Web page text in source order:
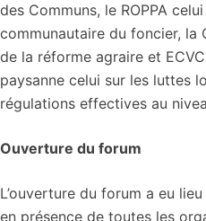
des Communs, le ROPPA
communautaire du foncier, la
de la réforme agraire et
paysanne celui sur les luttes
régulations effectives au
Ouverture du forum
L’ouverture du forum a eu
en présence de toutes les